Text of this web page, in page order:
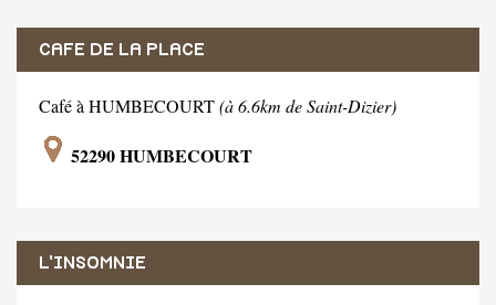
CAFE DE LA PLACE
Café à HUMBECOURT(à 6.6km de Saint-Dizier)
52290 HUMBECOURT
L'INSOMNIE